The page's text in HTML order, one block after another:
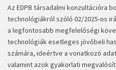
Az EDPB társadalmi konzultációra
technológiákról szóló 02/2025-os
a legfontosabb megfelelőségi
technológiák esetleges jövőbeli
számára, ideértve a vonatkozó
valamint azok gyakorlati